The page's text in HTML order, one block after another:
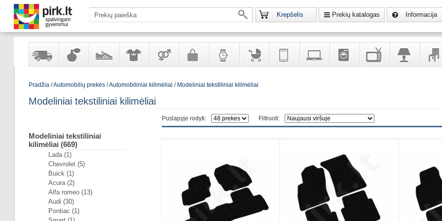
Krepšelis Prekių katalogas Informacija
Yra
Kvepalai
kosmetika
AvalynėApranga
aksesuarai
Prekės
GalanterijaLaikrodžiaiPrekės
Pradžia /Automobilių prekės /Automobiliniai kilimėliai / Modeliniai tekstiliniai kilimėliai
Modeliniai tekstiliniai kilimėliai
Puslapyje rodyti: Filtruoti:
Modeliniai tekstiliniai
kilimėliai (669)
Lada (1)
Chevrolet (5)
Buick (1)
Acura (2)
Alfa romeo (13)
Audi (30)
Pontiac (1)